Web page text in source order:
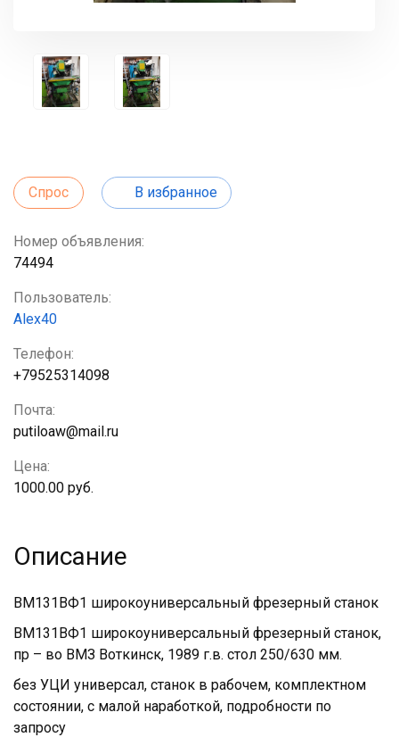
Спрос В избранное
Номер объявления:
74494
Пользователь:
Alex40
Телефон:
+79525314098
Почта:
putiloaw@mail.ru
Цена:
1000.00 руб.
Описание
ВМ131ВФ1 широкоуниверсальный фрезерный станок
ВМ131ВФ1 широкоуниверсальный фрезерный станок,
пр – во ВМЗ Воткинск, 1989 г.в. стол 250/630 мм.
без УЦИ универсал, станок в рабочем, комплектном
состоянии, с малой наработкой, подробности по
запросу